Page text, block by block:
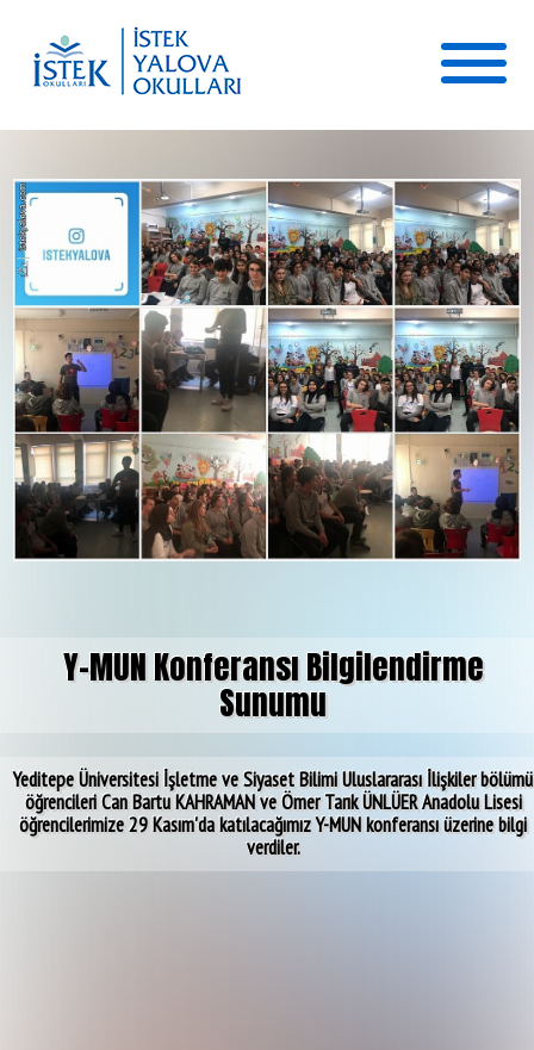
Y-MUN Konferansı Bilgilendirme
Sunumu
Yeditepe Üniversitesi İşletme ve Siyaset Bilimi Uluslararası İlişkiler bölümü
öğrencileri Can Bartu KAHRAMAN ve Ömer Tarık ÜNLÜER Anadolu Lisesi
öğrencilerimize 29 Kasım'da katılacağımız Y-MUN konferansı üzerine bilgi
verdiler.